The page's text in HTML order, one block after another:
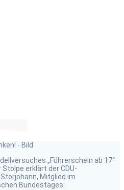
„Führerschein ab 17“
erklärt der CDU-
Mitglied im
Bundestages: